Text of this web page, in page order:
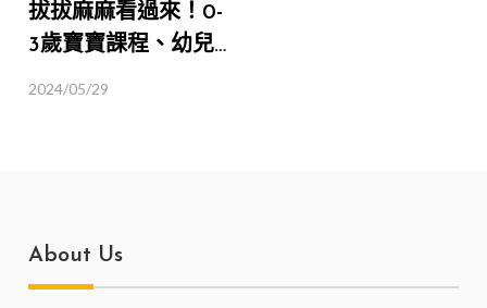
拔拔麻麻看過來！0-
3歲寶寶課程、幼兒
2024/05/29
About Us